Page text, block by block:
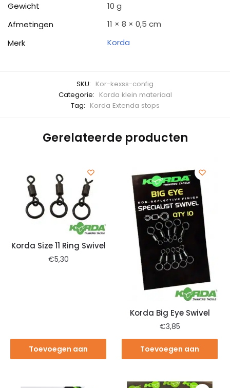
Gewicht
10 g
Afmetingen
11 × 8 × 0,5 cm
Merk
Korda
SKU: Kor-kexss-config
Categorie: Korda klein materiaal
Tag: Korda Extenda stops
Gerelateerde producten
Korda Size 11 Ring Swivel
€5,30
Toevoegen aan
Korda Big Eye Swivel
€3,85
Toevoegen aan